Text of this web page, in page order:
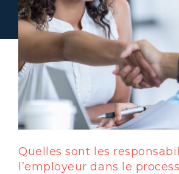
Quelles sont les
l’employeur dans le